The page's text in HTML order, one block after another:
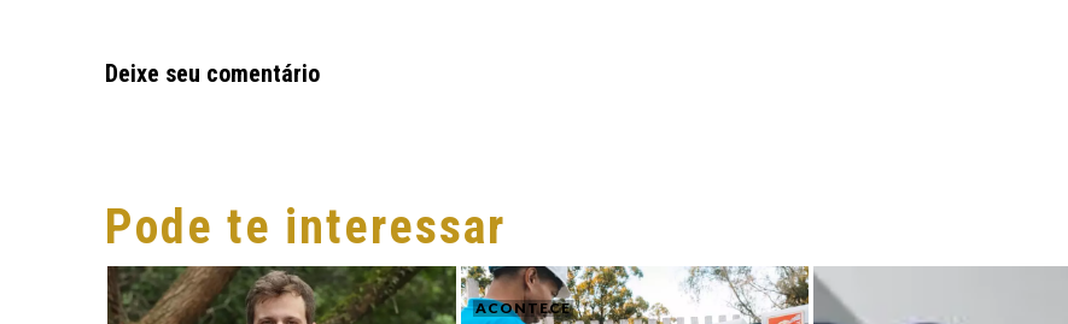
Deixe seu comentário
Pode te interessar
ACONTECE